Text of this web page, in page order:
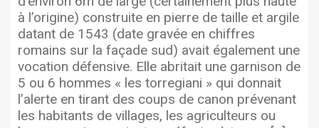
à l’origine) construite en pierre de taille et argile
datant de 1543 (date gravée en chiffres
romains sur la façade sud) avait également une
vocation défensive. Elle abritait une garnison de
5 ou 6 hommes « les torregiani » qui donnait
l’alerte en tirant des coups de canon prévenant
les habitants de villages, les agriculteurs ou